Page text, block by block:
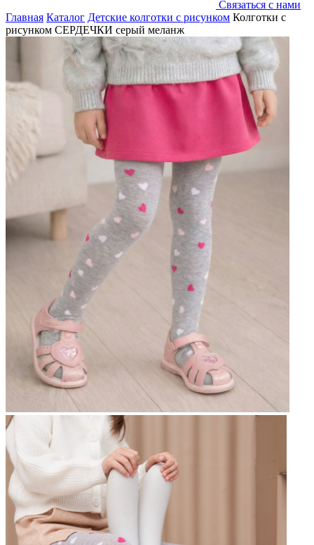
Связаться с нами
Главная Каталог Детские колготки с рисунком Колготки с
рисунком СЕРДЕЧКИ серый меланж